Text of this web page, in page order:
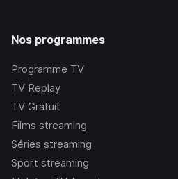
Nos programmes
Programme TV
TV Replay
TV Gratuit
Films streaming
Séries streaming
Sport streaming